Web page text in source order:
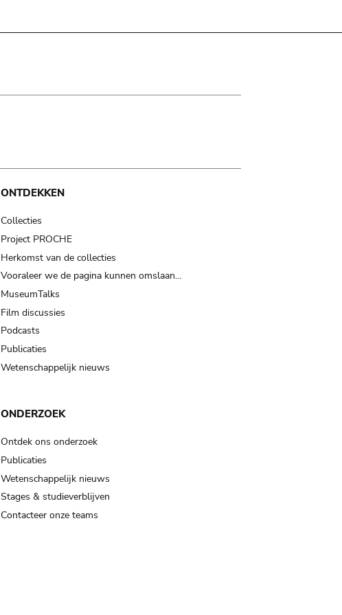
ONTDEKKEN
Collecties
Project PROCHE
Herkomst van de collecties
Vooraleer we de pagina kunnen omslaan…
MuseumTalks
Film discussies
Podcasts
Publicaties
Wetenschappelijk nieuws
ONDERZOEK
Ontdek ons onderzoek
Publicaties
Wetenschappelijk nieuws
Stages & studieverblijven
Contacteer onze teams